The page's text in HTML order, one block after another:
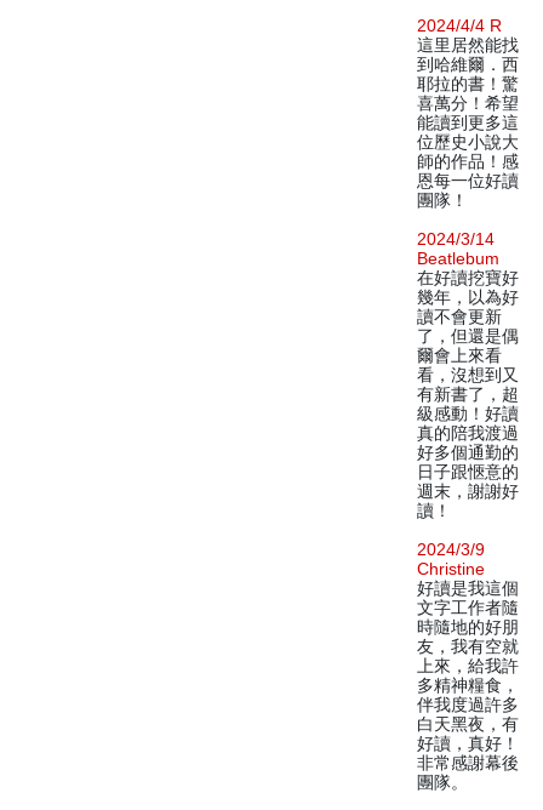
2024/4/4 R
這里居然能找
到哈維爾．西
耶拉的書！驚
喜萬分！希望
能讀到更多這
位歷史小說大
師的作品！感
恩每一位好讀
團隊！
2024/3/14
Beatlebum
在好讀挖寶好
幾年，以為好
讀不會更新
了，但還是偶
爾會上來看
看，沒想到又
有新書了，超
級感動！好讀
真的陪我渡過
好多個通勤的
日子跟愜意的
週末，謝謝好
讀！
2024/3/9
Christine
好讀是我這個
文字工作者隨
時隨地的好朋
友，我有空就
上來，給我許
多精神糧食，
伴我度過許多
白天黑夜，有
好讀，真好！
非常感謝幕後
團隊。